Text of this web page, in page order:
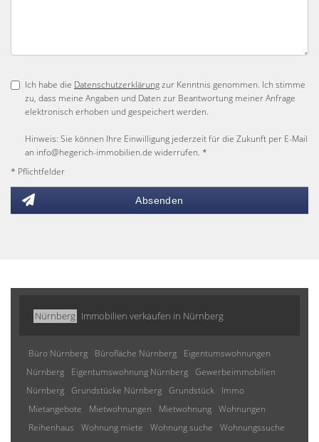
Ich habe die Datenschutzerklärungzur Kenntnis genommen. Ich stimme
zu, dass meine Angaben und Daten zur Beantwortung meiner Anfrage
elektronisch erhoben und gespeichert werden.
Hinweis: Sie können Ihre Einwilligung jederzeit für die Zukunft per E-Mail
an info@hegerich-immobilien.de widerrufen. *
* Pflichtfelder
Absenden
Nürnberg Immobilien verkaufen in Nürnberg
Büro Nürnberg Bürofläche Nürnberg
Eigentumswohnungen
Nürnberg
Eigentumswohnung Nürnberg Gewerbeimmobilien
Nürnberg Grundstücke Nürnberg Grundstück
Immo
Mietangebote
Mietwohnungen Mietwohnung Wohnungen
Reihenhaus
Wohnung miete Wohnung suche
Wohnungssuche